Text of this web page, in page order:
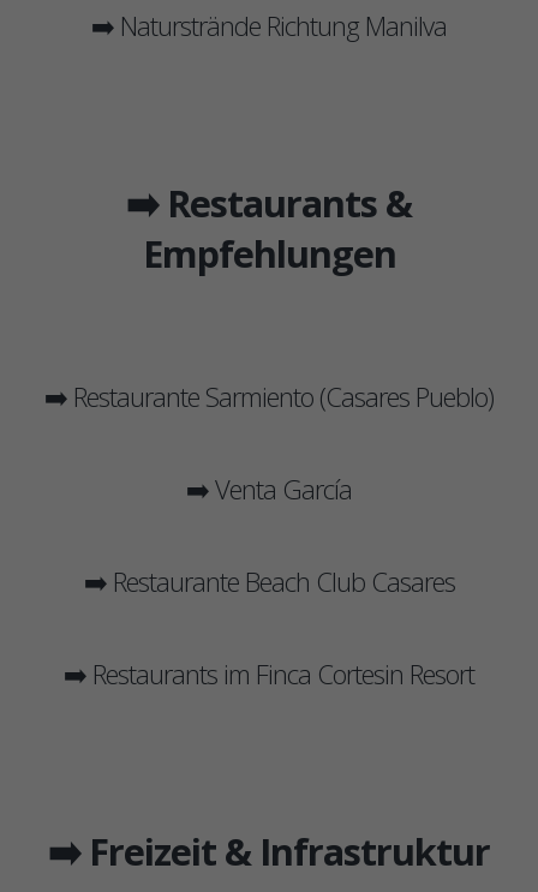
➡️ Naturstrände Richtung Manilva
➡️ Restaurants &
Empfehlungen
➡️ Restaurante Sarmiento (Casares Pueblo)
➡️ Venta García
➡️ Restaurante Beach Club Casares
➡️ Restaurants im Finca Cortesin Resort
➡️ Freizeit & Infrastruktur